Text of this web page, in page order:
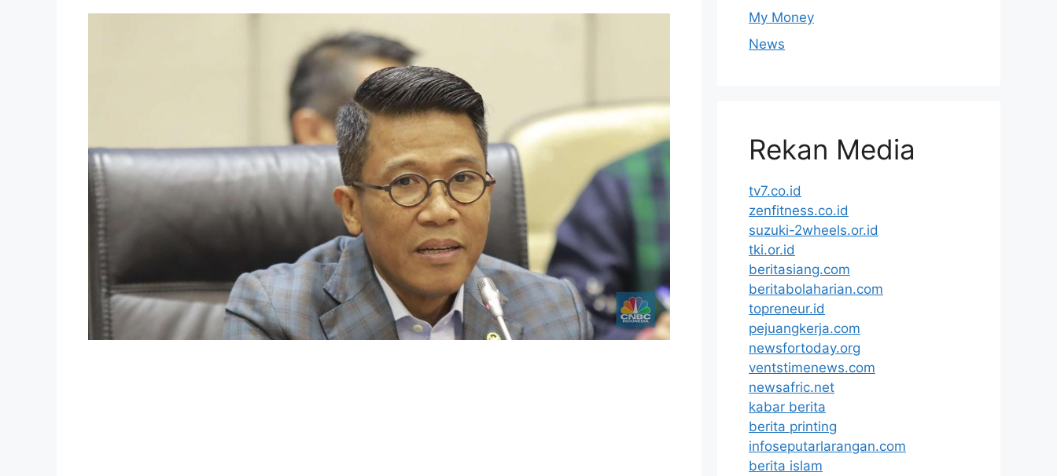
My Money
News
Rekan Media
tv7.co.id
zenfitness.co.id
suzuki-2wheels.or.id
tki.or.id
beritasiang.com
beritabolaharian.com
topreneur.id
pejuangkerja.com
newsfortoday.org
ventstimenews.com
newsafric.net
kabar berita
berita printing
infoseputarlarangan.com
berita islam